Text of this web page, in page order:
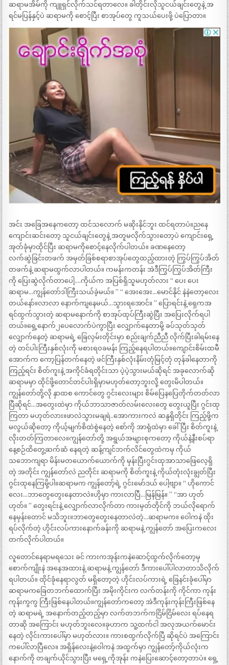
ဆရာမအိမ်ကို ကျူရှင်လိုက်သင်ရတာလေ။ ခါတိုင်းလိုသူငယ်ချင်းတွေနဲ့ အ
ရင်မပြန်နှင့်ပဲ ဆရာမကို စောင့်ပြီး စာအုပ်တွေ ကူသယ်ပေးဖို့ ပဲပြောတာ။
အင်း အခြေအနေကတော့ ထင်သလောက် မဆိုးနိုင်ဘူး ထင်ရတာပဲ။ညနေ
ကျောင်းဆင်းတော့ သူငယ်ချင်းတွေနဲ့ အတူမလိုက်သွားတော့ပဲ ကျောင်းရှေ့
အုတ်ခုံမှာထိုင်ပြီး ဆရာမကိုစောင့်နေလိုက်ပါတယ်။ ခဏနေတော့
လက်ဆွဲခြင်းတဖက် အမှတ်ခြစ်စရာစာအုပ်တွေထည့်ထားတဲ့ ကြွပ်ကြွပ်အိတ်
တဖက်နဲ့ ဆရာမထွက်လာပါတယ်။ ကမန်းကတန်း အဲဒီကြွပ်ကြွပ်အိတ်ကြီး
ကို ပြေးဆွဲလိုက်တာပေါ့….ကိုယ်က အပြစ်ရှိသူမဟုတ်လား “ ပေး ပေး
ဆရာမ…ကျွန်တော်ဒါကြီးသယ်ခဲ့မယ်။ ” “ အေးအေး…မောင်နိုင် နဲနဲတော့လေး
တယ်နော်။လာလာ နောက်ကျနေမယ်…သွားရအောင်။ ” ပြောရင်းနဲ့ ရှေကအ
ရင်ထွက်သွားတဲ့ ဆရာမနောက်ကို စာအုပ်ထုပ်ကြီးဆွဲပြီး အပြေးလိုက်ရပါ
တယ်။ရှေ့နောက်၂ပေလောက်ပဲကွာပြီး လျှောက်နေတာမို့ ခပ်သုတ်သုတ်
လျှောက်နေတဲ့ ဆရာမရဲ့ ခြေလှမ်းတိုင်းမှာ စည်းချက်ညီညီ လိုက်ပြီးခါရမ်းနေ
တဲ့ တင်ပါးကြီးနှစ်လုံးကို မစားရဝခမန်း ကြည့်နေရပါတယ်။ကျောင်းစိမ်းထမီ
အောက်က ကော့ပြန်တက်နေတဲ့ ဖင်ကြီးနှစ်လုံးနိမ်းတုံမြင့်တုံ တုန်ခါနေတာကို
ကြည့်ရင်း စိတ်ကူးနဲ့ အကိုင်ခံရတိုင်းသာ ပဲ့ပဲ့သွားမယ်ဆိုရင် အခုလောက်ဆို
ဆရာမမှာ ထိုင်ဖို့တောင်တင်ပါးရှိမှာမဟုတ်တော့ဘူးလို့ တွေးမိပါတယ်။
ကျွန်တော်တို့လို နှာထစ ကောင်တွေ ဂွင်းလေးများ စိမ်ပြေနပြေတိုက်တတ်လာ
ပြီဆိုရင်…အတွေးထဲမှာ ကိုယ်ဘာသာဇာတ်လမ်းလေးတွေ တွေးယူပြီး ဂွင်းထု
ကြတာ မဟုတ်လား။ဖာလဲသွားမချရဲ..အောကားကလဲ ဆန္ဒရှိတိုင်း ကြည့်ဖို့က
မလွယ်ဆိုတော့ ကိုယ့်မျက်စိထဲစွဲနေတဲ့ စော်ကို အာရုံထဲမှာ ခေါ်ပြီး စိတ်ကူးနဲ့
လိုးတတ်ကြတာလေ။ကျွန်တော်တို့ အရွယ်အများစုကတော့ ကိုယ်နဲ့နီးစပ်ရာ
နေ့စဉ်ထိတွေ့ဆက်ဆံ နေရတဲ့ ဆန့်ကျင်ဘက်လိင်တွေထဲကမှ ကိုယ်
သဘောကျရာ မိန်းမတယောက်ယောက်ကို မှန်းပြီးဂွင်းထုအာသာဖြေလေ့ရှိ
တဲ့ အတိုင်း ကျွန်တော်လဲ ညတိုင်း ဆရာမကို စိတ်ကူးနဲ့ ကိုယ်တုံးလုံးချွတ်ပြီး
ဂွင်းထုနေကြမို့ပါ။ဆရာမက ကျွန်တော့်ရဲ့ ဂွင်းမော်ဒယ် ပေါ့ဗျာ။ “ ဟိုကောင်
လေး…ဘာတွေတွေးနေတာလဲ။ဟိုမှာ ကားလာပြီ…မြန်မြန်။ ” “အာ ဟုတ်
ဟုတ်။ ” တွေးရင်းနဲ့ လျှောက်လာလိုက်တာ ကားမှတ်တိုင်ကို ဘယ်လိုရောက်
နေမှန်းတောင် မသိဘူး။ဘာတွေတွေးနေတာလဲတဲ့…ဆရာမက။ ဝေါကနဲ ထိုး
ရပ်လိုက်တဲ့ ဟိုင်းလပ်ကားနောက်ခန်းကို ဆရာမနဲ့ ကျွန်တော် အပြေးကလေး
တက်လိုက်ပါတယ်။
လူတောင်နေရာမရသေး ခင် ကားကအုန်းကနဲဆောင့်ထွက်လိုက်တော့မှ
စောက်ကျိုးနဲ အနေအထားနဲ့ ဆရာမနဲ့ ကျွန်တော် ဒီကားပေါ်ပါလာတာသိလိုက်
ရပါတယ်။ ထိုင်ခုံနေရာလွတ် မရှိတော့တဲ့ ဟိုင်းလပ်ကားရဲ့ ခြေနင်းခုံပေါ်မှာ
ဆရာမကခြေတဘက်ထောက်ပြီး အမိုးကိုင်းက လက်တန်းကို ကိုင်ကာ ကုန်း
ကုန်းကွကွ ကြီးဖြစ်နေပါတယ်။ကျွန်တော်ကတော့ အဲဒီကုန်းကုန်းကြီးဖြစ်နေ
တဲ့ ဆရာမရဲ့ အနောက်တည့်တည့်မှာ လက်တဘက်ကငြိမ်ငြိမ်လေး ရပ်နေရ
တာဆို အကြောင်း မဟုတ်ဘူးလေ။ခုဟာက သူ့ထက်ငါ အလုအယက်မောင်း
နေတဲ့ လိုင်းကားပေါ်မှာ မဟုတ်လား။ ကားစထွက်လိုက်ပြီ ဆိုရင်ပဲ အကြောင်း
ကပေါ်လာပြီလေ။ အရှိန်လေးနဲ့ဝေါကနဲ အထွက်မှာ ကျွန်တော့်ကိုယ်လုံးက
နောက်ကို တချက်ယိုင်သွားပြီး မရှေ့ကိုအုန်း ကနဲပြေးဆောင့်တော့တာပဲ။ ရှေ့